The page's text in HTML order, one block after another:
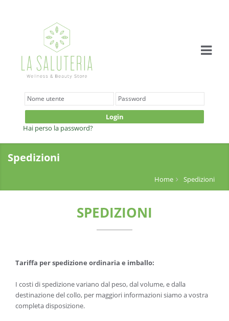
Login
Hai perso la password?
Spedizioni
Home Spedizioni
SPEDIZIONI
Tariffa per spedizione ordinaria e imballo:
I costi di spedizione variano dal peso, dal volume, e dalla
destinazione del collo, per maggiori informazioni siamo a vostra
completa disposizione.